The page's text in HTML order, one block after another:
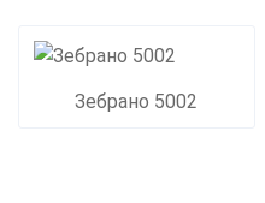
Зебрано 5002